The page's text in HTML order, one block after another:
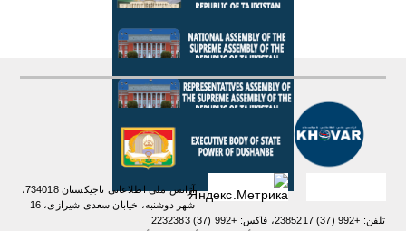
آژانس ملی اطلاعاتی تاجیکستان 734018،
شهر دوشنبه، خیابان سعدی شیرازی، 16
تلفن: +992 (37) 2385217، فاکس: +992 (37) 2232383